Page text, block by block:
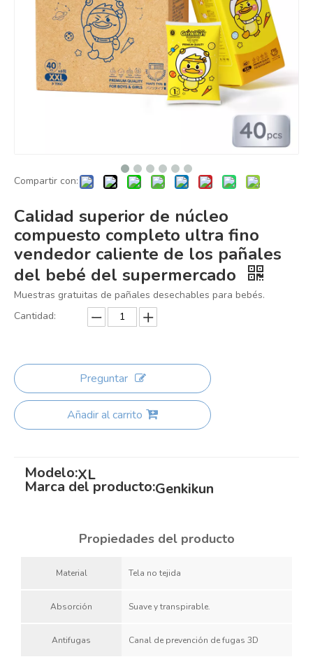
Compartir con:
Calidad superior de núcleo
compuesto completo ultra fino
vendedor caliente de los pañales
del bebé del supermercado
Muestras gratuitas de pañales desechables para bebés.
Cantidad:
Preguntar
Añadir al carrito
Modelo:XL
Marca del producto:Genkikun
Propiedades del producto
Material Tela no tejida
Absorción Suave y transpirable.
Antifugas Canal de prevención de fugas 3D